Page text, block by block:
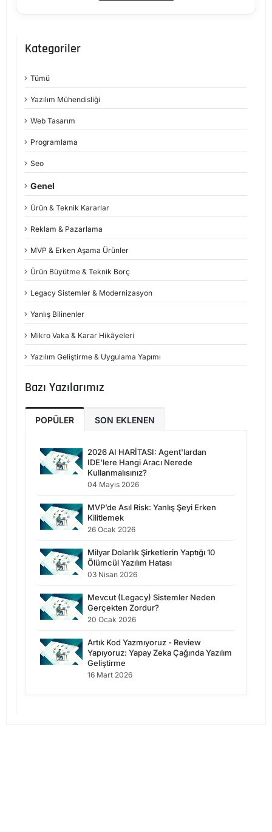
Kategoriler
Tümü
Yazılım Mühendisliği
Web Tasarım
Programlama
Seo
Genel
Ürün & Teknik Kararlar
Reklam & Pazarlama
MVP & Erken Aşama Ürünler
Ürün Büyütme & Teknik Borç
Legacy Sistemler & Modernizasyon
Yanlış Bilinenler
Mikro Vaka & Karar Hikâyeleri
Yazılım Geliştirme & Uygulama Yapımı
Bazı Yazılarımız
POPÜLER SON EKLENEN
2026 AI HARİTASI: Agent'lardan
IDE'lere Hangi Aracı Nerede
Kullanmalısınız?
04 Mayıs 2026
MVP’de Asıl Risk: Yanlış Şeyi Erken
Kilitlemek
26 Ocak 2026
Milyar Dolarlık Şirketlerin Yaptığı 10
Ölümcül Yazılım Hatası
03 Nisan 2026
Mevcut (Legacy) Sistemler Neden
Gerçekten Zordur?
20 Ocak 2026
Artık Kod Yazmıyoruz - Review
Yapıyoruz: Yapay Zeka Çağında Yazılım
Geliştirme
16 Mart 2026